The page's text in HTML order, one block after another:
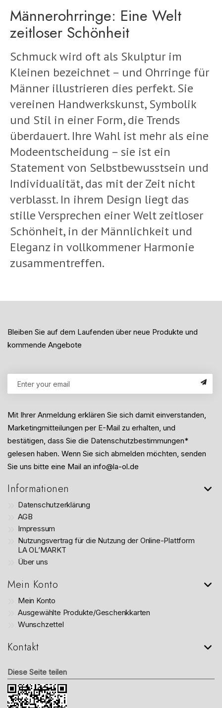
Männerohrringe: Eine Welt
zeitloser Schönheit
Schmuck wird oft als Skulptur im
Kleinen bezeichnet – und Ohrringe für
Männer illustrieren dies perfekt. Sie
vereinen Handwerkskunst, Symbolik
und Stil in einer Form, die Trends
überdauert. Ihre Wahl ist mehr als eine
Modeentscheidung – sie ist ein
Statement von Selbstbewusstsein und
Individualität, das mit der Zeit nicht
verblasst. In ihrem Design liegt das
stille Versprechen einer Welt zeitloser
Schönheit, in der Männlichkeit und
Eleganz in vollkommener Harmonie
zusammentreffen.
Bleiben Sie auf dem Laufenden über neue Produkte und
kommende Angebote
Mit Ihrer Anmeldung erklären Sie sich damit einverstanden,
Marketingmitteilungen per E-Mail zu erhalten, und
bestätigen, dass Sie die Datenschutzbestimmungen*
gelesen haben. Wenn Sie sich abmelden möchten, senden
Sie uns bitte eine Mail an info@la-ol.de
Informationen
Datenschutzerklärung
AGB
Impressum
Nutzungsvertrag für die Nutzung der Online-Plattform
LA OL’MARKT
Über uns
Mein Konto
Mein Konto
Ausgewählte Produkte/Geschenkkarten
Wunschzettel
Kontakt
Diese Seite teilen